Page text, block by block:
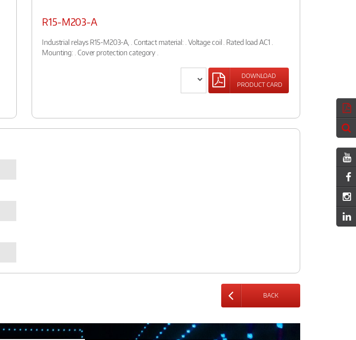
R15-M203-A
Industrial relays R15-M203-A, . Contact material: . Voltage coil . Rated load AC1 .
Mounting: . Cover protection category .
DOWNLOAD
PRODUCT CARD
BACK